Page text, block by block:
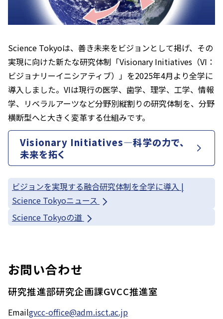
Science Tokyoは、善き未来をビジョンとして掲げ、その
実現に向けた新たな研究体制「Visionary Initiatives（VI：
ビジョナリーイニシアティブ）」を2025年4月より全学に
導入しました。VIは現行の医学、歯学、理学、工学、情報
学、リベラルアーツなど分野別縦割りの研究体制を、分野
横断型へと大きく変革する仕組みです。
Visionary Initiatives―科学の力で、
未来を拓く
ビジョンを実現する融合研究体制を全学に導入 |
Science Tokyoニュース
Science Tokyoの道
お問い合わせ
研究推進部研究企画課GVCC推進室
Emailgvcc-office@adm.isct.ac.jp